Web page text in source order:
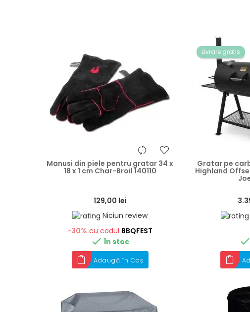
heart
Manusi din piele pentru gratar 34 x
18 x 1 cm Char-Broil 140110
129,00 lei
Niciun review
-30% cu codul BBQFEST
 În stoc
Adaugă în Coș
Livrare gratis
Gratar pe
Highland
